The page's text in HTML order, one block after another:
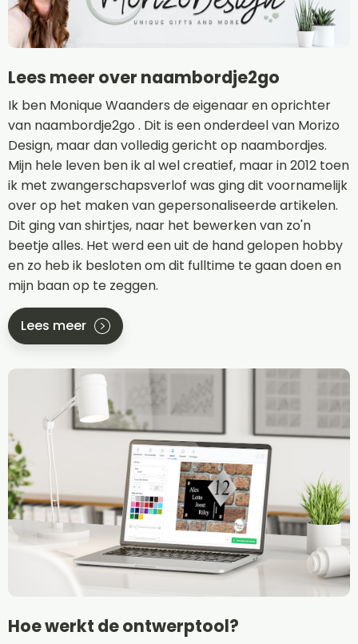
Lees meer over naambordje2go
Ik ben Monique Waanders de eigenaar en oprichter
van naambordje2go . Dit is een onderdeel van Morizo
Design, maar dan volledig gericht op naambordjes.
Mijn hele leven ben ik al wel creatief, maar in 2012 toen
ik met zwangerschapsverlof was ging dit voornamelijk
over op het maken van gepersonaliseerde artikelen.
Dit ging van shirtjes, naar het bewerken van zo'n
beetje alles. Het werd een uit de hand gelopen hobby
en zo heb ik besloten om dit fulltime te gaan doen en
mijn baan op te zeggen.
Lees meer
Hoe werkt de ontwerptool?